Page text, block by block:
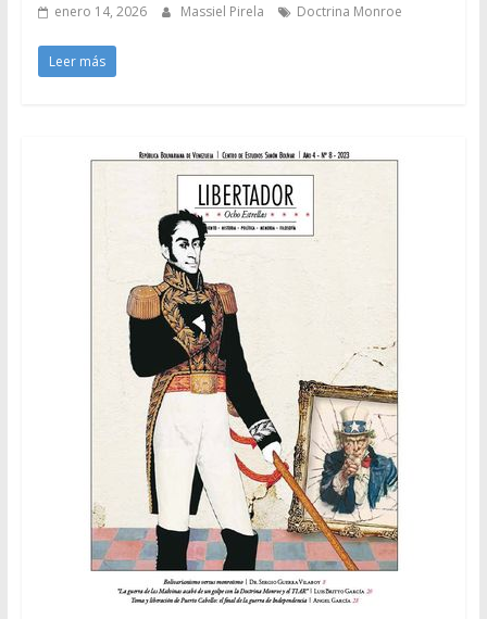
enero 14, 2026 Massiel Pirela Doctrina Monroe
Leer más